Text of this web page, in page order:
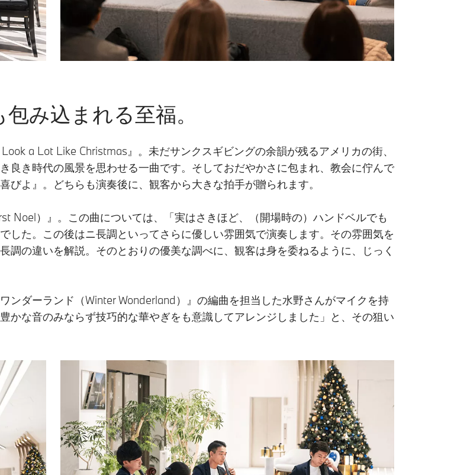
み込まれる至福。
a Lot Like Christmas』。未だサンクスギビングの余韻が残るアメリカの街、
良き時代の風景を思わせる一曲です。そしておだやかさに包まれ、教会に佇んで
よ』。どちらも演奏後に、観客から大きな拍手が贈られます。
Noel）』。この曲については、「実はさきほど、（開場時の）ハンドベルでも
した。この後はニ長調といってさらに優しい雰囲気で演奏します。その雰囲気を
の違いを解説。そのとおりの優美な調べに、観客は身を委ねるように、じっく
ンダーランド（Winter Wonderland）』の編曲を担当した水野さんがマイクを持
かな音のみならず技巧的な華やぎをも意識してアレンジしました」と、その狙い